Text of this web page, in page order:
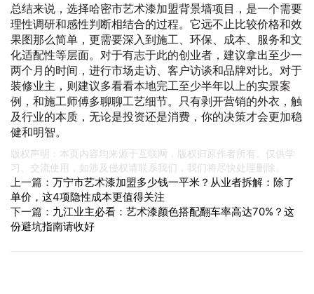
总结来说，选择哈密市艺术漆加盟背景墙项目，是一个需要
理性调研和感性判断相结合的过程。它远不止比较价格和效
果图那么简单，更需要深入到施工、环保、成本、服务和文
化适配性等层面。对于有志于此的创业者，建议拿出至少一
两个月的时间，进行市场走访、客户访谈和品牌对比。对于
装修业主，则建议多看看本地完工至少半年以上的实景案
例，和施工师傅多聊聊工艺细节。只有剥开营销的外衣，触
及行业的本质，无论是投资还是消费，你的决策才会更加稳
健和明智。
版权声明：本页内容均来源于互联网，版权归原作者所有。仅供学
习、交流使用，如涉及侵权请联系我们，我们将尽快处理删除。
上一篇： 万宁市艺术漆加盟多少钱一平米？从业者拆解：除了
单价，这4项隐性成本更值得关注
下一篇： 九江业主必看：艺术漆颜色搭配翻车率高达70%？这
份避坑指南请收好